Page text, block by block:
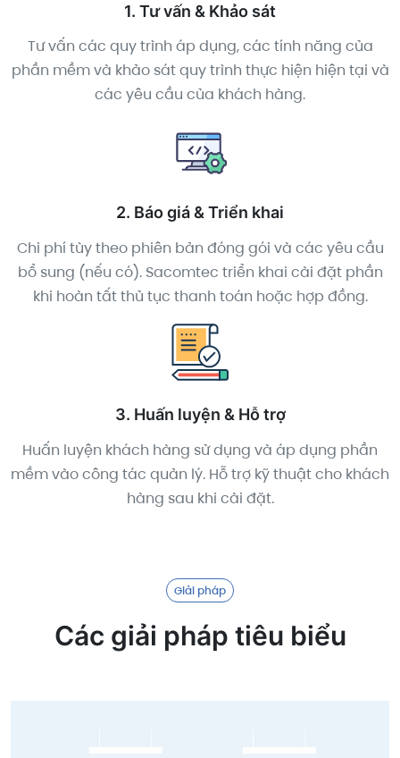
1. Tư vấn & Khảo sát
Tư vấn các quy trình áp dụng, các tính năng của
phần mềm và khảo sát quy trình thực hiện hiện tại và
các yêu cầu của khách hàng.
2. Báo giá & Triển khai
Chi phí tùy theo phiên bản đóng gói và các yêu cầu
bổ sung (nếu có). Sacomtec triển khai cài đặt phần
khi hoàn tất thủ tục thanh toán hoặc hợp đồng.
3. Huấn luyện & Hỗ trợ
Huấn luyện khách hàng sử dụng và áp dụng phần
mềm vào công tác quản lý. Hỗ trợ kỹ thuật cho khách
hàng sau khi cài đặt.
Giải pháp
Các giải pháp tiêu biểu